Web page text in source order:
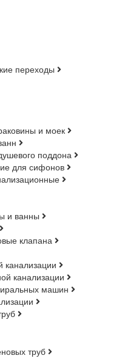
переходы
и моек
поддона
для сифонов
и ванны
клапана
канализации
канализации
машин
труб